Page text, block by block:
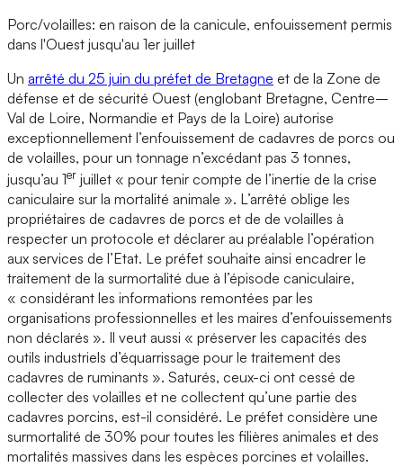
Porc/volailles: en raison de la canicule, enfouissement permis
dans l'Ouest jusqu'au 1er juillet
Un arrêté du 25 juin du préfet de Bretagne et de la Zone de
défense et de sécurité Ouest (englobant Bretagne, Centre–
Val de Loire, Normandie et Pays de la Loire) autorise
exceptionnellement l’enfouissement de cadavres de porcs ou
de volailles, pour un tonnage n’excédant pas 3 tonnes,
jusqu’au 1er juillet « pour tenir compte de l’inertie de la crise
caniculaire sur la mortalité animale ». L’arrêté oblige les
propriétaires de cadavres de porcs et de de volailles à
respecter un protocole et déclarer au préalable l’opération
aux services de l’Etat. Le préfet souhaite ainsi encadrer le
traitement de la surmortalité due à l’épisode caniculaire,
« considérant les informations remontées par les
organisations professionnelles et les maires d’enfouissements
non déclarés ». Il veut aussi « préserver les capacités des
outils industriels d’équarrissage pour le traitement des
cadavres de ruminants ». Saturés, ceux-ci ont cessé de
collecter des volailles et ne collectent qu’une partie des
cadavres porcins, est-il considéré. Le préfet considère une
surmortalité de 30% pour toutes les filières animales et des
mortalités massives dans les espèces porcines et volailles.